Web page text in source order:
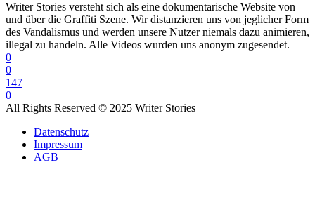
Writer Stories versteht sich als eine dokumentarische Website von
und über die Graffiti Szene. Wir distanzieren uns von jeglicher Form
des Vandalismus und werden unsere Nutzer niemals dazu animieren,
illegal zu handeln. Alle Videos wurden uns anonym zugesendet.
0
0
147
0
All Rights Reserved © 2025 Writer Stories
Datenschutz
Impressum
AGB